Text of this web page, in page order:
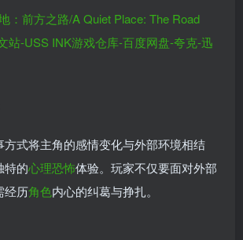
式将主角的感情变化与外部环境相结
特的心理恐怖体验。玩家不仅要面对外部
经历角色内心的纠葛与挣扎。